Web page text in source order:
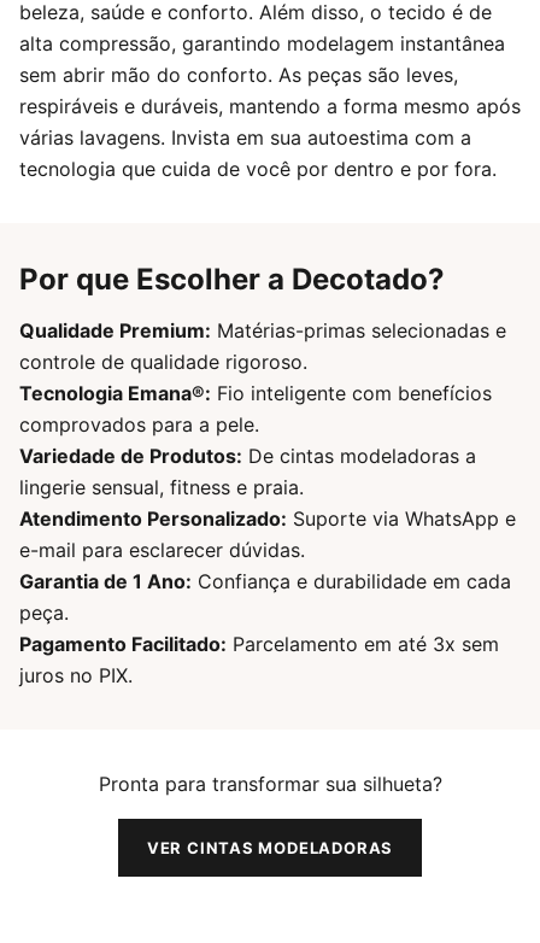
beleza, saúde e conforto. Além disso, o tecido é de
alta compressão, garantindo modelagem instantânea
sem abrir mão do conforto. As peças são leves,
respiráveis e duráveis, mantendo a forma mesmo após
várias lavagens. Invista em sua autoestima com a
tecnologia que cuida de você por dentro e por fora.
Por que Escolher a Decotado?
Qualidade Premium: Matérias-primas selecionadas e
controle de qualidade rigoroso.
Tecnologia Emana®: Fio inteligente com benefícios
comprovados para a pele.
Variedade de Produtos: De cintas modeladoras a
lingerie sensual, fitness e praia.
Atendimento Personalizado: Suporte via WhatsApp e
e-mail para esclarecer dúvidas.
Garantia de 1 Ano: Confiança e durabilidade em cada
peça.
Pagamento Facilitado: Parcelamento em até 3x sem
juros no PIX.
Pronta para transformar sua silhueta?
VER CINTAS MODELADORAS